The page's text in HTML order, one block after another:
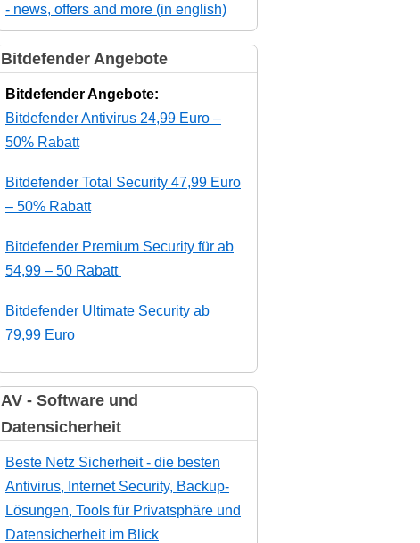
- news, offers and more (in english)
Bitdefender Angebote
Bitdefender Angebote:
Bitdefender Antivirus 24,99 Euro –
50% Rabatt
Bitdefender Total Security 47,99 Euro
– 50% Rabatt
Bitdefender Premium Security für ab
54,99 – 50 Rabatt
Bitdefender Ultimate Security ab
79,99 Euro
AV - Software und
Datensicherheit
Beste Netz Sicherheit - die besten
Antivirus, Internet Security, Backup-
Lösungen, Tools für Privatsphäre und
Datensicherheit im Blick